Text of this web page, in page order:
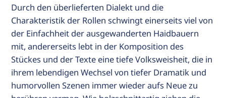
Durch den überlieferten Dialekt und die
Charakteristik der Rollen schwingt einerseits viel von
der Einfachheit der ausgewanderten Haidbauern
mit, andererseits lebt in der Komposition des
Stückes und der Texte eine tiefe Volksweisheit, die in
ihrem lebendigen Wechsel von tiefer Dramatik und
humorvollen Szenen immer wieder aufs Neue zu